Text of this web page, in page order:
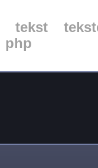
tekst
php